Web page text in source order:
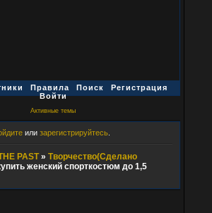
Правила Поиск
Регистрация
Войти
Активные темы
илизарегистрируйтесь
PAST » Творчество(Сделано
женский спорткостюм до 1,5